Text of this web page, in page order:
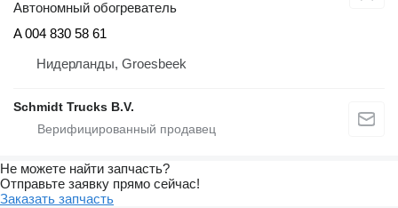
Автономный обогреватель
A 004 830 58 61
Нидерланды, Groesbeek
Schmidt Trucks B.V.
Не можете найти запчасть?
Отправьте заявку прямо сейчас!
Заказать запчасть